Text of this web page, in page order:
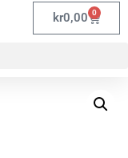
kr0,00 0